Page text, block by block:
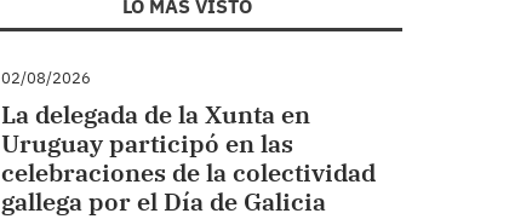
LO MÁS VISTO
02/08/2026
La delegada de la Xunta en
Uruguay participó en las
celebraciones de la colectividad
gallega por el Día de Galicia